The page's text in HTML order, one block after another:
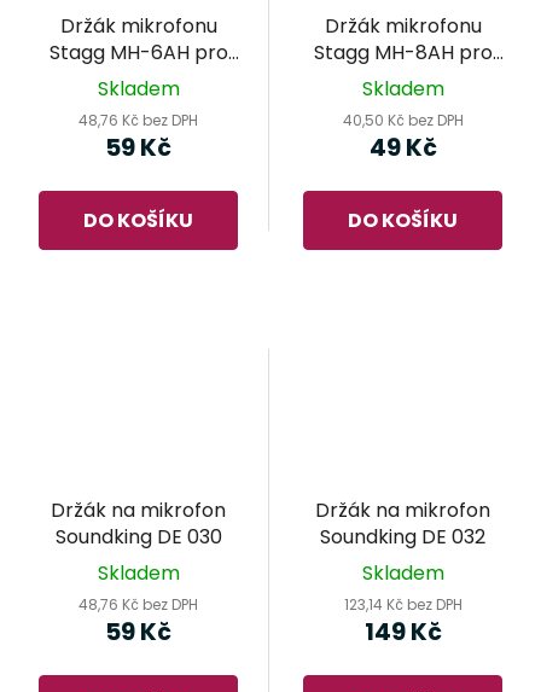
Držák mikrofonu
Stagg MH-6AH pro
průměr 23-29 mm
Skladem
48,76 Kč bez DPH
59 Kč
DO KOŠÍKU
Držák mikrofonu
Stagg MH-8AH pro
průměr 32-42 mm
Skladem
40,50 Kč bez DPH
49 Kč
DO KOŠÍKU
Držák na mikrofon
Soundking DE 030
Skladem
48,76 Kč bez DPH
59 Kč
Držák na mikrofon
Soundking DE 032
Skladem
123,14 Kč bez DPH
149 Kč